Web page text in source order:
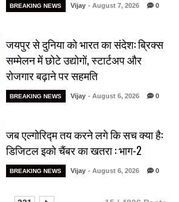
BREAKING NEWS Vijay - August 7, 2026 0
जयपुर से दुनिया को भारत का संदेश: ब्रिक्स
सम्मेलन में छोटे उद्योगों, स्टार्टअप और
रोजगार बढ़ाने पर सहमति
BREAKING NEWS Vijay - August 6, 2026 0
जब एल्गोरिद्म तय करने लगे कि सच क्या है:
डिजिटल इको चैंबर का खतरा : भाग-2
BREAKING NEWS Vijay - August 6, 2026 0